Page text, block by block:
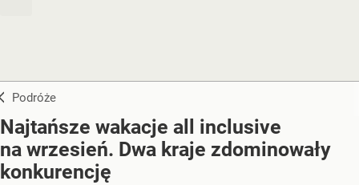
Podróże
Najtańsze wakacje all inclusive
na wrzesień. Dwa kraje zdominowały
konkurencję